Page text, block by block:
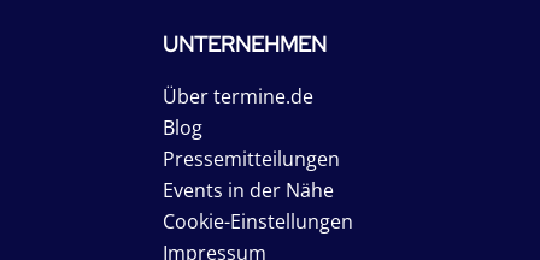
UNTERNEHMEN
Über termine.de
Blog
Pressemitteilungen
Events in der Nähe
Cookie-Einstellungen
Impressum